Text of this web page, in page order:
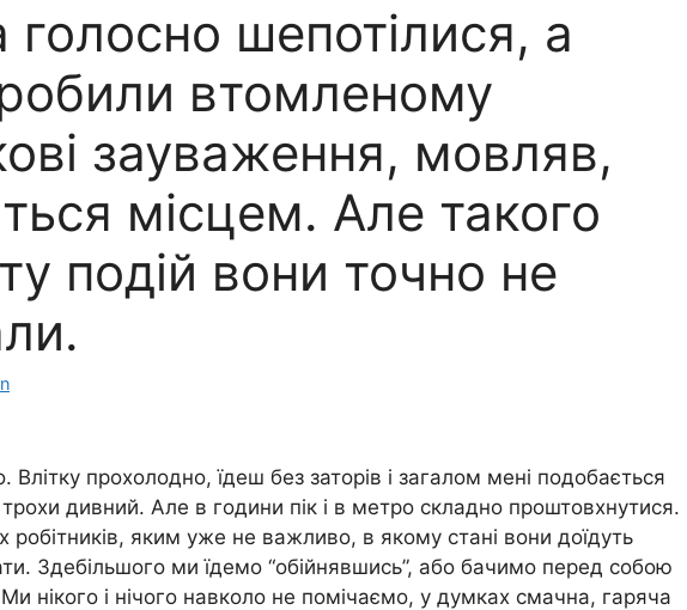
голосно шепотілися, а
втомленому
зауваження, мовляв,
місцем. Але такого
подій вони точно не
прохолодно, їдеш без заторів і загалом мені подобається
дивний. Але в години пік і в метро складно проштовхнутися.
робітників, яким уже не важливо, в якому стані вони доїдуть
Здебільшого ми їдемо “обійнявшись”, або бачимо перед собою
нікого і нічого навколо не помічаємо, у думках смачна, гаряча